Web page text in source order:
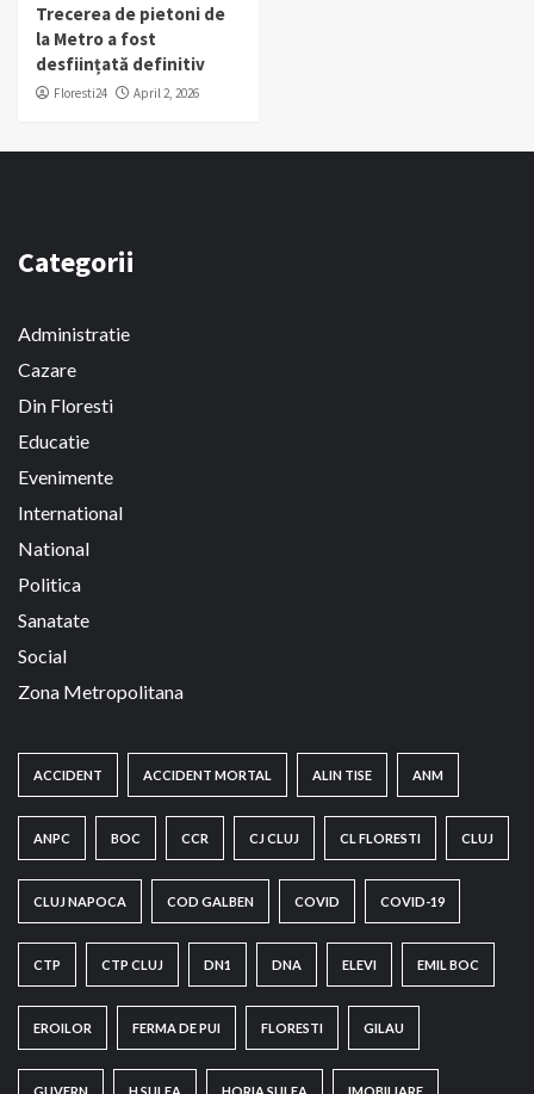
Trecerea de pietoni de
la Metro a fost
desființată definitiv
Floresti24 April 2, 2026
Categorii
Administratie
Cazare
Din Floresti
Educatie
Evenimente
International
National
Politica
Sanatate
Social
Zona Metropolitana
ACCIDENT ACCIDENT MORTAL ALIN TISE ANM
ANPC BOC CCR CJ CLUJ CL FLORESTI CLUJ
CLUJ NAPOCA COD GALBEN COVID COVID-19
CTP CTP CLUJ DN1 DNA ELEVI EMIL BOC
EROILOR FERMA DE PUI FLORESTI GILAU